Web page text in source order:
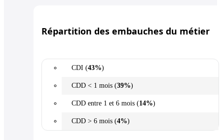
Répartition des embauches du métier
CDI (43%)
CDD < 1 mois (39%)
CDD entre 1 et 6 mois (14%)
CDD > 6 mois (4%)